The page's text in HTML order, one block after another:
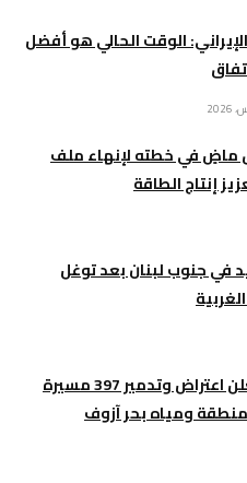
الوقت الحالي هو أفضل
ماضٍ في خطته لإنهاء ملف
إنتاج الطاقة
في جنوب لبنان بعد توغل
الدفاع الروسية تعلن اعتراض وتدمير 397 مسيرة